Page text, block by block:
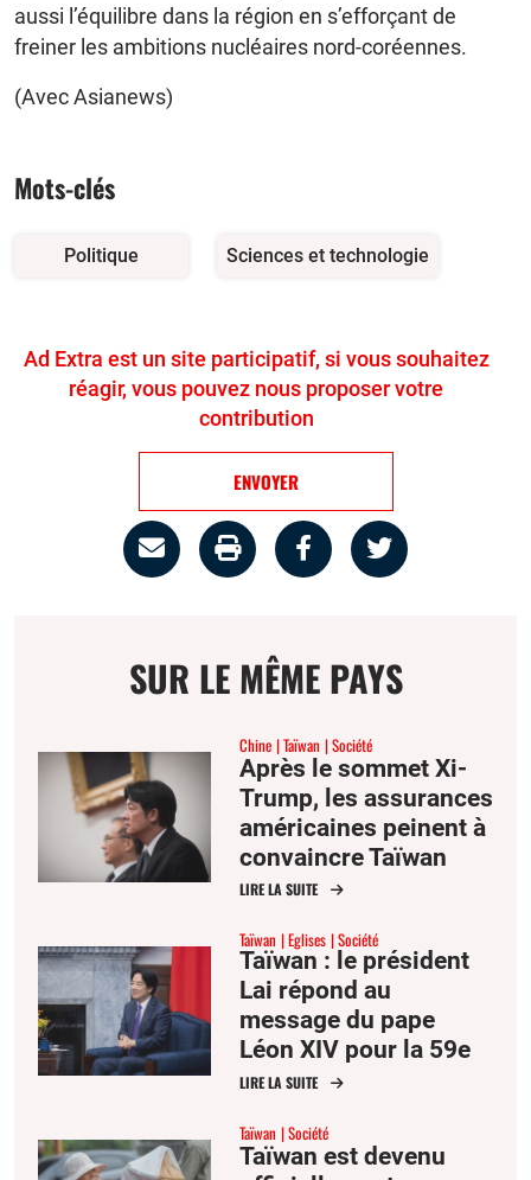
aussi l’équilibre dans la région en s’efforçant de
freiner les ambitions nucléaires nord-coréennes.
(Avec Asianews)
Mots-clés
Politique Sciences et technologie
Ad Extra est un site participatif, si vous souhaitez
réagir, vous pouvez nous proposer votre
contribution
ENVOYER
Partage
par
ImprimerPartager
sur
Partager
SUR LE MÊME PAYS
Chine Taïwan Société
Après le sommet Xi-
Trump, les assurances
américaines peinent à
convaincre Taïwan
LIRE LA SUITE
Taïwan Eglises Société
Taïwan : le président
Lai répond au
message du pape
Léon XIV pour la 59e
Journée mondiale de
LIRE LA SUITE
Taïwan Société
Taïwan est devenu